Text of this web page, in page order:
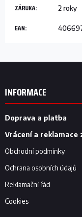
ZÁRUKA: 2 roky
EAN:
Z
INFORMACE
Doprava a platba
Vrácení a reklamace
Obchodní podmínky
Ochrana osobních údajů
Reklamační řád
Cookies